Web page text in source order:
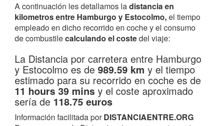
A continuación les detallamos ladistancia en
kilometros entre Hamburgo y Estocolmo,el tiempo
empleado en dicho recorrido en coche y el consumo
de combustilecalculando el costedel viaje:
La Distancia por carretera entre Hamburgo
y Estocolmo es de 989.59 km y el tiempo
estimado para su recorrido en coche es de
11 hours 39 mins y el coste aproximado
sería de 118.75 euros
Información facilitada porDISTANCIAENTRE.ORG